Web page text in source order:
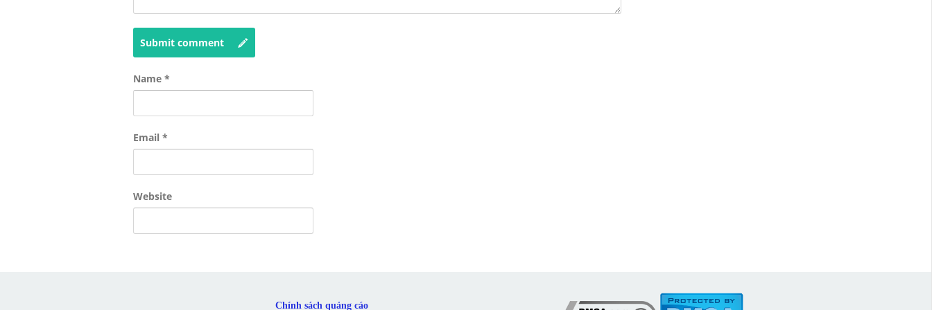
Submit comment
Name *
Email *
Website
Chính sách quảng cáo